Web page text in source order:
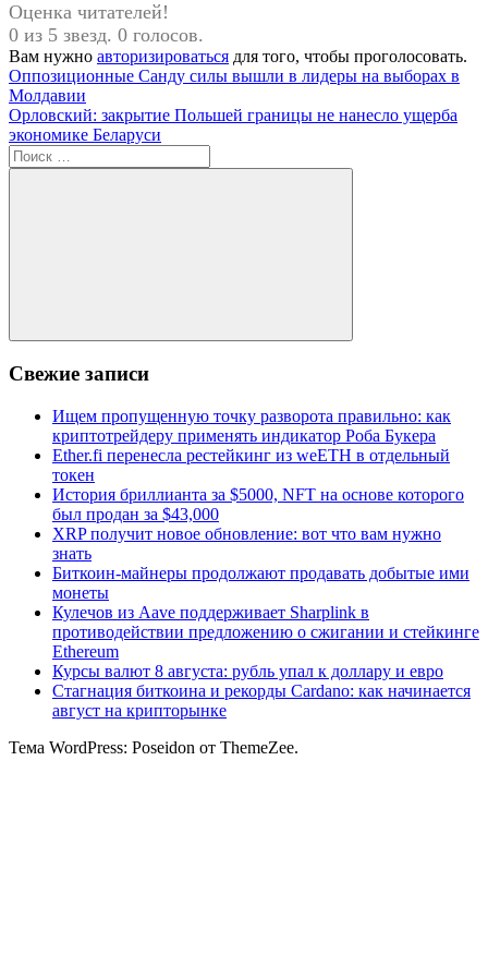
Оценка читателей!
0 из 5 звезд. 0 голосов.
Вам нужно авторизироваться для того, чтобы проголосовать.
Навигация
по
записям
Предыдущая
запись:
Оппозиционные Санду силы вышли в лидеры на выборах в
Молдавии
Следующая
запись:
Орловский: закрытие Польшей границы не нанесло ущерба
экономике Беларуси
Поиск
для:
Поиск
Свежие записи
Ищем пропущенную точку разворота правильно: как
криптотрейдеру применять индикатор Роба Букера
Ether.fi перенесла рестейкинг из weETH в отдельный
токен
История бриллианта за $5000, NFT на основе которого
был продан за $43,000
XRP получит новое обновление: вот что вам нужно
знать
Биткоин-майнеры продолжают продавать добытые ими
монеты
Кулечов из Aave поддерживает Sharplink в
противодействии предложению о сжигании и стейкинге
Ethereum
Курсы валют 8 августа: рубль упал к доллару и евро
Стагнация биткоина и рекорды Cardano: как начинается
август на крипторынке
Тема WordPress: Poseidon от ThemeZee.